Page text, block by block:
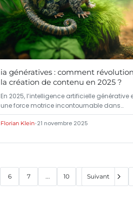
ia génératives : comment
la création de contenu en 2025 ?
En 2025, l’intelligence artificielle générative
une force motrice incontournable dans…
Florian Klein•21 novembre 2025
6 7 ... 10 Suivant